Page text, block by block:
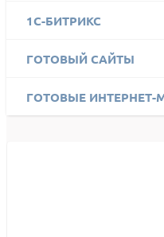
1C-БИТРИКС
ГОТОВЫЙ САЙТЫ
ГОТОВЫЕ ИНТЕРНЕТ-